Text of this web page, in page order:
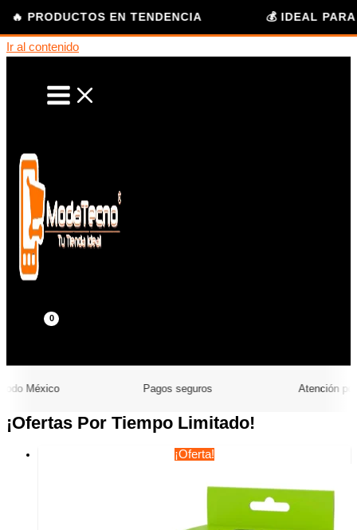
EN TENDENCIA 💰 IDEAL PARA USO
Ir al contenido
México Pagos seguros Atención por
¡Ofertas Por Tiempo Limitado!
¡Oferta!